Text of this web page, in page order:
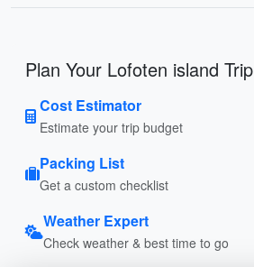
Plan Your Lofoten island Trip
Cost Estimator
Estimate your trip budget
Packing List
Get a custom checklist
Weather Expert
Check weather & best time to go